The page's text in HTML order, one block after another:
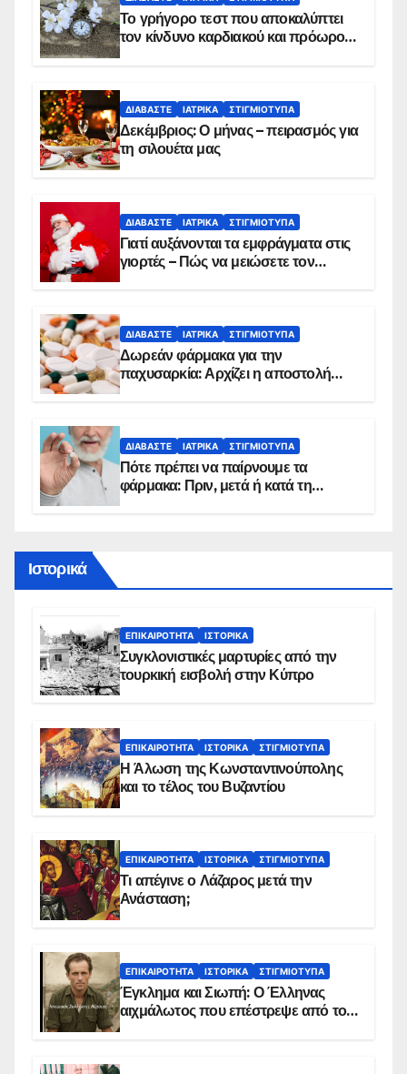
Το γρήγορο τεστ που αποκαλύπτει
τον κίνδυνο καρδιακού και πρόωρου
ΔΙΑΒΆΣΤΕ ΙΑΤΡΙΚΆ ΣΤΙΓΜΙΌΤΥΠΑ
Δεκέμβριος: Ο μήνας – πειρασμός για
τη σιλουέτα μας
ΔΙΑΒΆΣΤΕ ΙΑΤΡΙΚΆ ΣΤΙΓΜΙΌΤΥΠΑ
Γιατί αυξάνονται τα εμφράγματα στις
γιορτές – Πώς να μειώσετε τον
ΔΙΑΒΆΣΤΕ ΙΑΤΡΙΚΆ ΣΤΙΓΜΙΌΤΥΠΑ
Δωρεάν φάρμακα για την
παχυσαρκία: Αρχίζει η αποστολή
ΔΙΑΒΆΣΤΕ ΙΑΤΡΙΚΆ ΣΤΙΓΜΙΌΤΥΠΑ
Πότε πρέπει να παίρνουμε τα
φάρμακα: Πριν, μετά ή κατά τη
Ιστορικά
ΕΠΙΚΑΙΡΌΤΗΤΑ ΙΣΤΟΡΙΚΆ
Συγκλονιστικές μαρτυρίες από την
τουρκική εισβολή στην Κύπρο
ΕΠΙΚΑΙΡΌΤΗΤΑ ΙΣΤΟΡΙΚΆ ΣΤΙΓΜΙΌΤΥΠΑ
Η Άλωση της Κωνσταντινούπολης
και το τέλος του Βυζαντίου
ΕΠΙΚΑΙΡΌΤΗΤΑ ΙΣΤΟΡΙΚΆ ΣΤΙΓΜΙΌΤΥΠΑ
Τι απέγινε ο Λάζαρος μετά την
Ανάσταση;
ΕΠΙΚΑΙΡΌΤΗΤΑ ΙΣΤΟΡΙΚΆ ΣΤΙΓΜΙΌΤΥΠΑ
Έγκλημα και Σιωπή: Ο Έλληνας
αιχμάλωτος που επέστρεψε από το